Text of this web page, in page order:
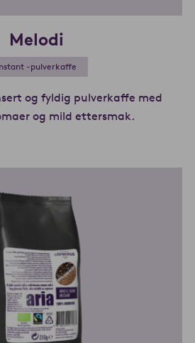
Melodi
-pulverkaffe
og fyldig pulverkaffe med
og mild ettersmak.